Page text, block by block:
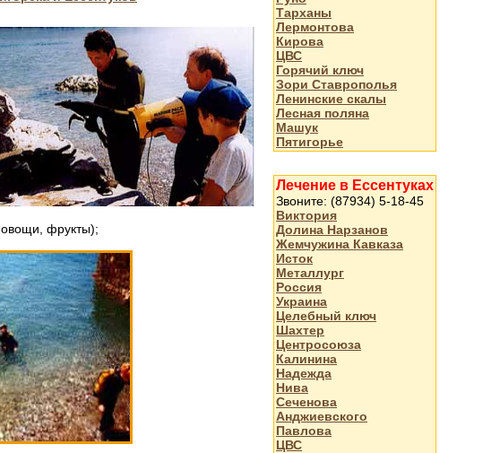
овощи, фрукты);
Тарханы
Лермонтова
Кирова
ЦВС
Горячий ключ
Зори Ставрополья
Ленинские скалы
Лесная поляна
Машук
Пятигорье
Лечение в Ессентуках
Звоните: (87934) 5-18-45
Виктория
Долина Нарзанов
Жемчужина Кавказа
Исток
Металлург
Россия
Украина
Целебный ключ
Шахтер
Центросоюза
Калинина
Надежда
Нива
Сеченова
Анджиевского
Павлова
ЦВС